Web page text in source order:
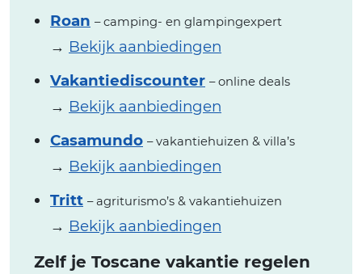
Roan – camping- en glampingexpert
→ Bekijk aanbiedingen
Vakantiediscounter – online deals
→ Bekijk aanbiedingen
Casamundo – vakantiehuizen & villa’s
→ Bekijk aanbiedingen
Tritt – agriturismo’s & vakantiehuizen
→ Bekijk aanbiedingen
Zelf je Toscane vakantie regelen